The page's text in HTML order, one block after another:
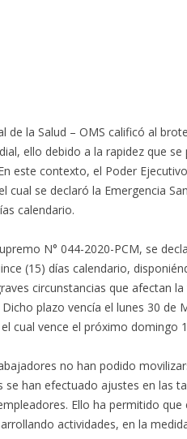
de la Salud – OMS calificó al
ello debido a la rapidez que
este contexto, el Poder
cual se declaró la Emergencia
calendario.
N° 044-2020-PCM, se
(15) días calendario,
circunstancias que afectan
plazo vencía el lunes 30 de
cual vence el próximo domingo
no han podido
han efectuado ajustes en las
Ello ha permitido
actividades, en la